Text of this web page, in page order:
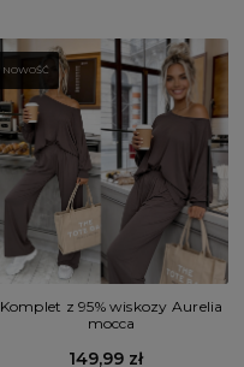
NOWOŚĆ
Komplet z 95% wiskozy Aurelia
mocca
149,99 zł